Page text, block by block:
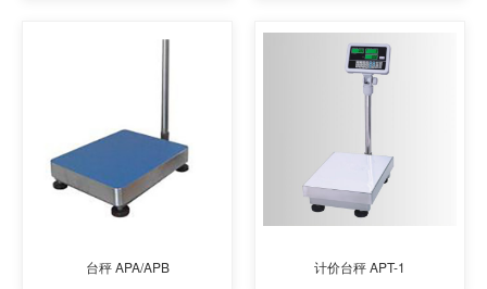
台秤 APA/APB 计价台秤 APT-1